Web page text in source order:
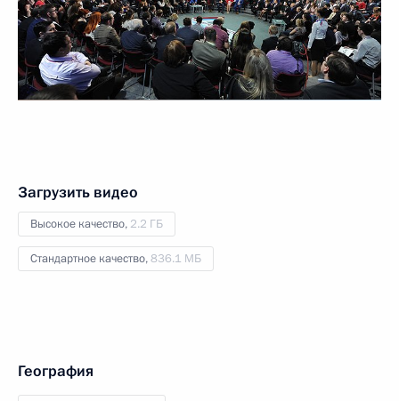
Загрузить видео
Высокое качество, 2.2 ГБ
Стандартное качество,836.1 МБ
География